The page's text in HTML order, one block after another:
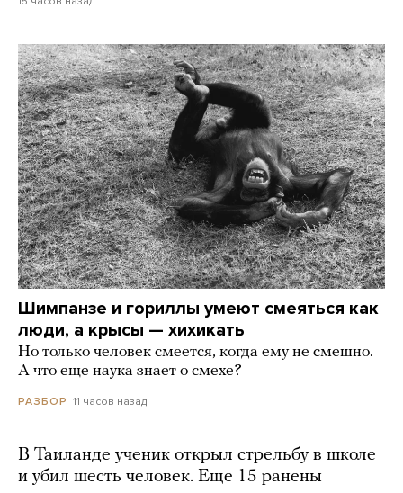
Шимпанзе и гориллы умеют смеяться как
люди, а крысы — хихикать
Но только человек смеется, когда ему не смешно.
А что еще наука знает о смехе?
РАЗБОР 11 часов назад
В Таиланде ученик открыл стрельбу в школе
и убил шесть человек. Еще 15 ранены